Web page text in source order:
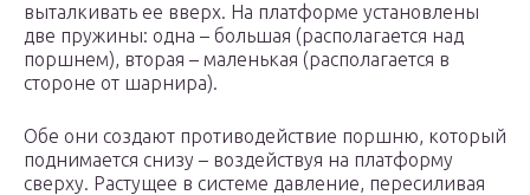
выталкивать ее вверх. На платформе установлены
две пружины: одна – большая (располагается над
поршнем), вторая – маленькая (располагается в
стороне от шарнира).
Обе они создают противодействие поршню, который
поднимается снизу – воздействуя на платформу
сверху. Растущее в системе давление, пересиливая